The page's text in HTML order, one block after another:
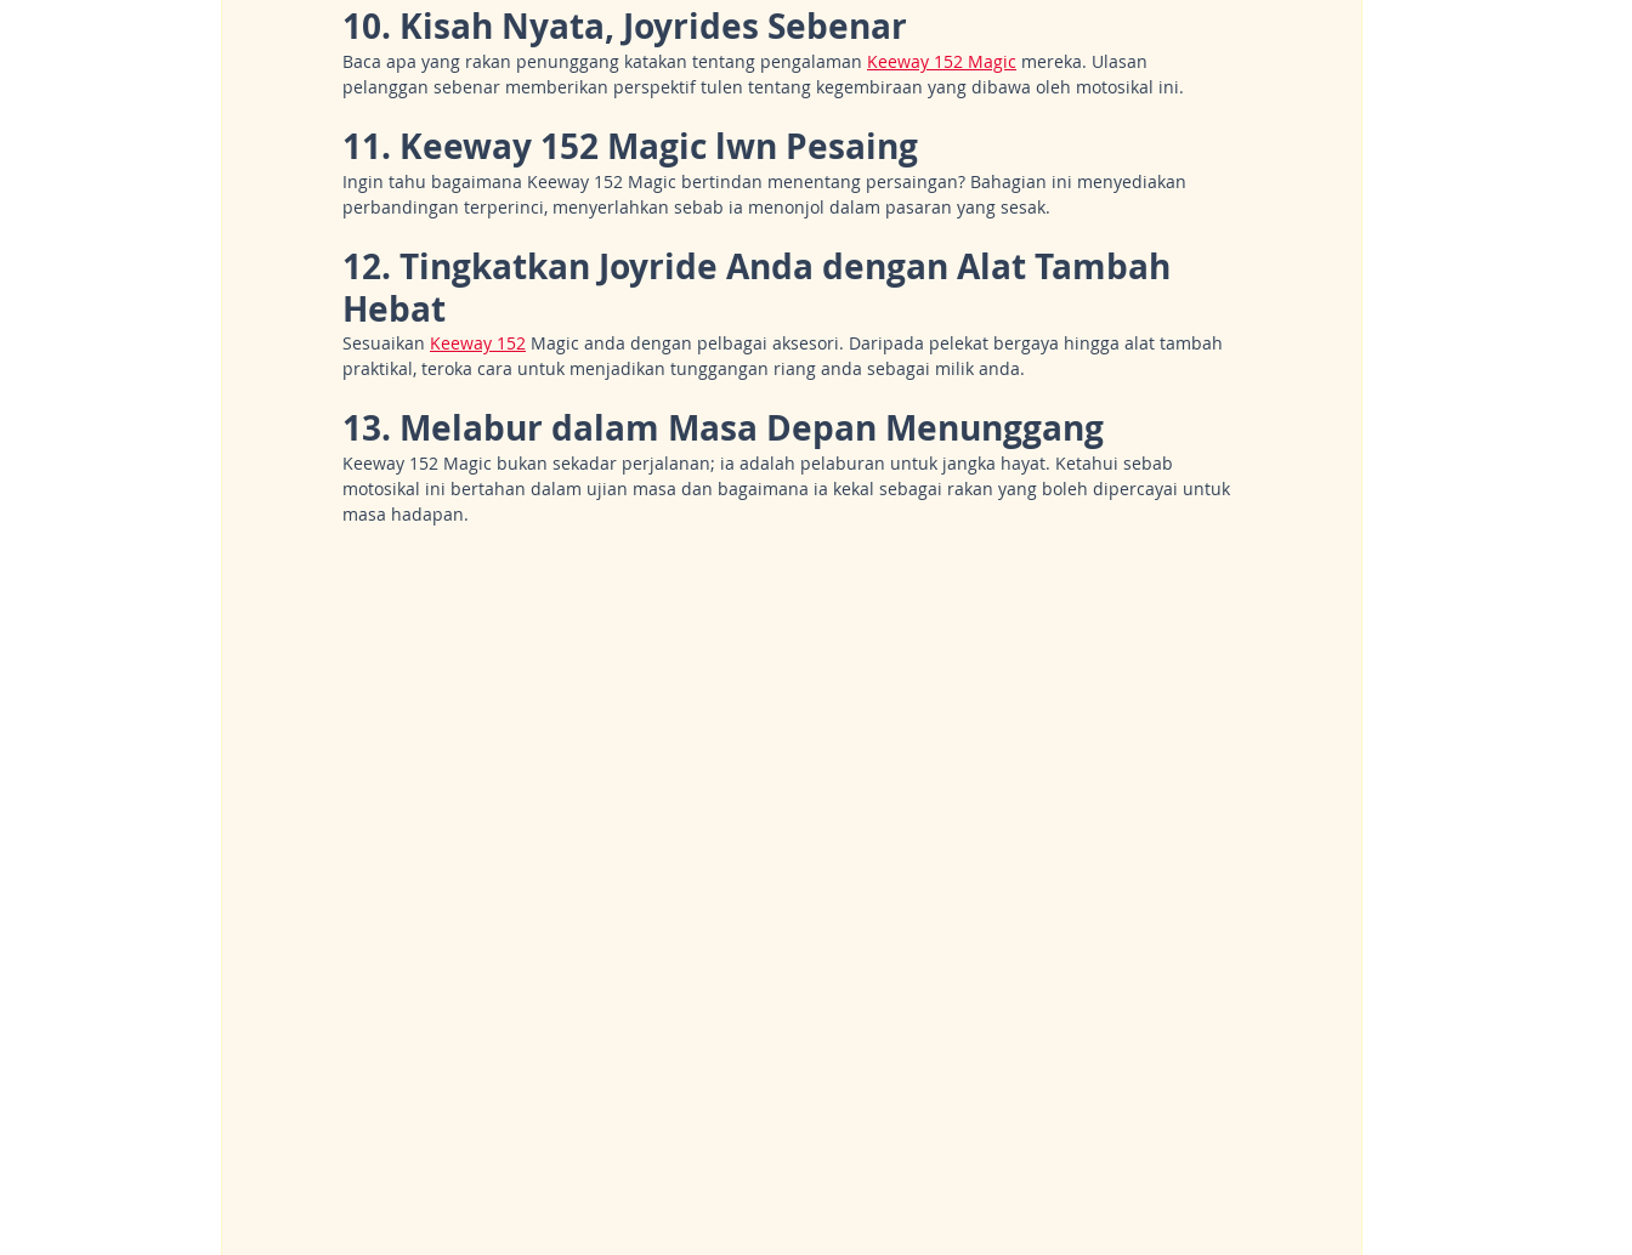
10. Kisah Nyata, Joyrides Sebenar
Baca apa yang rakan penunggang katakan tentang pengalaman Keeway 152 Magic mereka. Ulasan
pelanggan sebenar memberikan perspektif tulen tentang kegembiraan yang dibawa oleh motosikal ini.
11. Keeway 152 Magic lwn Pesaing
Ingin tahu bagaimana Keeway 152 Magic bertindan menentang persaingan? Bahagian ini menyediakan
perbandingan terperinci, menyerlahkan sebab ia menonjol dalam pasaran yang sesak.
12. Tingkatkan Joyride Anda dengan Alat Tambah
Hebat
Sesuaikan Keeway 152 Magic anda dengan pelbagai aksesori. Daripada pelekat bergaya hingga alat tambah
praktikal, teroka cara untuk menjadikan tunggangan riang anda sebagai milik anda.
13. Melabur dalam Masa Depan Menunggang
Keeway 152 Magic bukan sekadar perjalanan; ia adalah pelaburan untuk jangka hayat. Ketahui sebab
motosikal ini bertahan dalam ujian masa dan bagaimana ia kekal sebagai rakan yang boleh dipercayai untuk
masa hadapan.